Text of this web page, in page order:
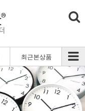
최근본상품